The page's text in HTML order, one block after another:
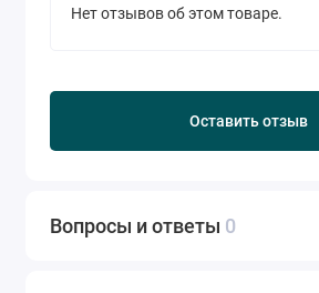
Нет отзывов об этом товаре.
Оставить отзыв
Вопросы и ответы 0